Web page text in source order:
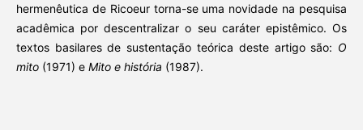
hermenêutica de Ricoeur torna-se uma novidade na pesquisa
acadêmica por descentralizar o seu caráter epistêmico. Os
textos basilares de sustentação teórica deste artigo são: O
mito(1971) e Mito e história (1987).